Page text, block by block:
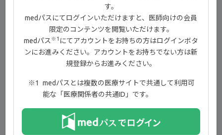
02:03-02:58 薬剤投与方法の受容性 調査結果
02:59-03:31 好ましい投与方法 調査結果
03:32-03:52 検査方法の受容性 調査結果
新着コンテンツ
す。
medパスにてログインいただけますと、医師向けの会員
限定のコンテンツを閲覧いただけます。
medパス※1 にてアカウントをお持ちの方はログインボタ
ンにお進みください。アカウントをお持ちでない方は新
規登録からお進みください。
medパスとは複数の医療サイトで共通して利用可
能な「医療関係者の共通ID」です。